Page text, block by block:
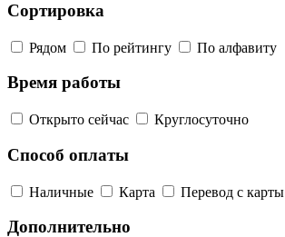
Сортировка
Рядом По рейтингу По алфавиту
Время работы
Открыто сейчас Круглосуточно
Способ оплаты
Наличные Карта Перевод с карты
Дополнительно